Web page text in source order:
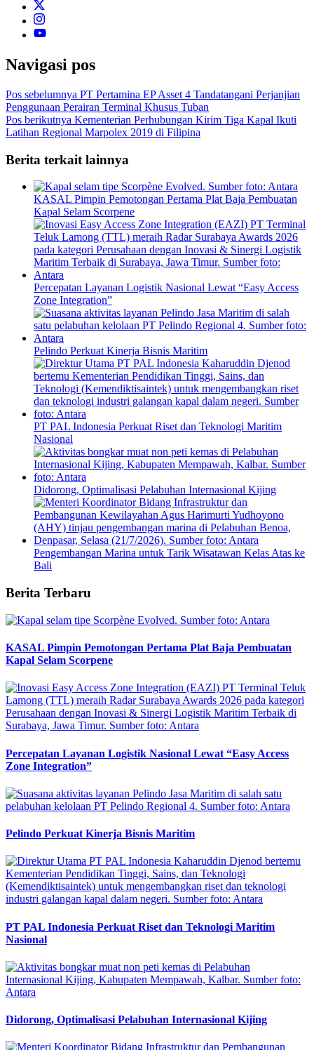
Navigasi pos
Pos sebelumnya PT Pertamina EP Asset 4 Tandatangani Perjanjian
Penggunaan Perairan Terminal Khusus Tuban
Pos berikutnya Kementerian Perhubungan Kirim Tiga Kapal Ikuti
Latihan Regional Marpolex 2019 di Filipina
Berita terkait lainnya
KASAL Pimpin Pemotongan Pertama Plat Baja Pembuatan
Kapal Selam Scorpene
Percepatan Layanan Logistik Nasional Lewat “Easy Access
Zone Integration”
Pelindo Perkuat Kinerja Bisnis Maritim
PT PAL Indonesia Perkuat Riset dan Teknologi Maritim
Nasional
Didorong, Optimalisasi Pelabuhan Internasional Kijing
Pengembangan Marina untuk Tarik Wisatawan Kelas Atas ke
Bali
Berita Terbaru
KASAL Pimpin Pemotongan Pertama Plat Baja Pembuatan
Kapal Selam Scorpene
Percepatan Layanan Logistik Nasional Lewat “Easy Access
Zone Integration”
Pelindo Perkuat Kinerja Bisnis Maritim
PT PAL Indonesia Perkuat Riset dan Teknologi Maritim
Nasional
Didorong, Optimalisasi Pelabuhan Internasional Kijing